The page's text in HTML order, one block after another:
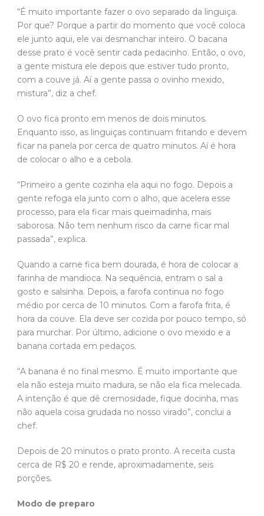
“É muito importante fazer o ovo separado da linguiça.
Por que? Porque a partir do momento que você coloca
ele junto aqui, ele vai desmanchar inteiro. O bacana
desse prato é você sentir cada pedacinho. Então, o ovo,
a gente mistura ele depois que estiver tudo pronto,
com a couve já. Aí a gente passa o ovinho mexido,
mistura”, diz a chef.
O ovo fica pronto em menos de dois minutos.
Enquanto isso, as linguiças continuam fritando e devem
ficar na panela por cerca de quatro minutos. Aí é hora
de colocar o alho e a cebola.
“Primeiro a gente cozinha ela aqui no fogo. Depois a
gente refoga ela junto com o alho, que acelera esse
processo, para ela ficar mais queimadinha, mais
saborosa. Não tem nenhum risco da carne ficar mal
passada”, explica.
Quando a carne fica bem dourada, é hora de colocar a
farinha de mandioca. Na sequência, entram o sal a
gosto e salsinha. Depois, a farofa continua no fogo
médio por cerca de 10 minutos. Com a farofa frita, é
hora da couve. Ela deve ser cozida por pouco tempo, só
para murchar. Por último, adicione o ovo mexido e a
banana cortada em pedaços.
“A banana é no final mesmo. É muito importante que
ela não esteja muito madura, se não ela fica melecada.
A intenção é que dê cremosidade, fique docinha, mas
não aquela coisa grudada no nosso virado”, conclui a
chef.
Depois de 20 minutos o prato pronto. A receita custa
cerca de R$ 20 e rende, aproximadamente, seis
porções.
Modo de preparo